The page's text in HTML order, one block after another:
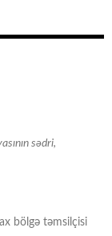
sədri,
bölgə təmsilçisi